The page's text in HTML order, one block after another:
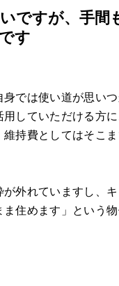
ですが、手間
す
では使い道が思い
していただける方に
持費としてはそこ
外れていますし、
住めます」という